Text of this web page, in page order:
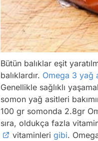
Bütün balıklar eşit
balıklardır. Omega 3 yağ
Genellikle sağlıklı
somon yağ asitleri
100 gr somonda 2.8gr
sıra, oldukça fazla
vitaminleri gibi.